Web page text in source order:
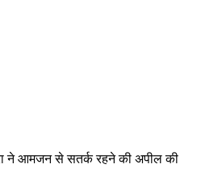
ने आमजन से सतर्क रहने की अपील की